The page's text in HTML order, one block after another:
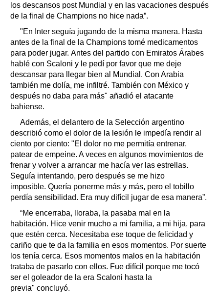
los descansos post Mundial y en las vacaciones después
de la final de Champions no hice nada”.
"En Inter seguía jugando de la misma manera. Hasta
antes de la final de la Champions tomé medicamentos
para poder jugar. Antes del partido con Emiratos Árabes
hablé con Scaloni y le pedí por favor que me deje
descansar para llegar bien al Mundial. Con Arabia
también me dolía, me infiltré. También con México y
después no daba para más" añadió el atacante
bahiense.
Además, el delantero de la Selección argentino
describió como el dolor de la lesión le impedía rendir al
ciento por ciento: "El dolor no me permitía entrenar,
patear de empeine. A veces en algunos movimientos de
frenar y volver a arrancar me hacía ver las estrellas.
Seguía intentando, pero después se me hizo
imposible. Quería ponerme más y más, pero el tobillo
perdía sensibilidad. Era muy difícil jugar de esa manera”.
“Me encerraba, lloraba, la pasaba mal en la
habitación. Hice venir mucho a mi familia, a mi hija, para
que estén cerca. Necesitaba ese toque de felicidad y
cariño que te da la familia en esos momentos. Por suerte
los tenía cerca. Esos momentos malos en la habitación
trataba de pasarlo con ellos. Fue difícil porque me tocó
ser el goleador de la era Scaloni hasta la
previa" concluyó.